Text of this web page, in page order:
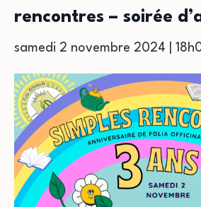
rencontres – soirée
samedi 2 novembre 2024 |